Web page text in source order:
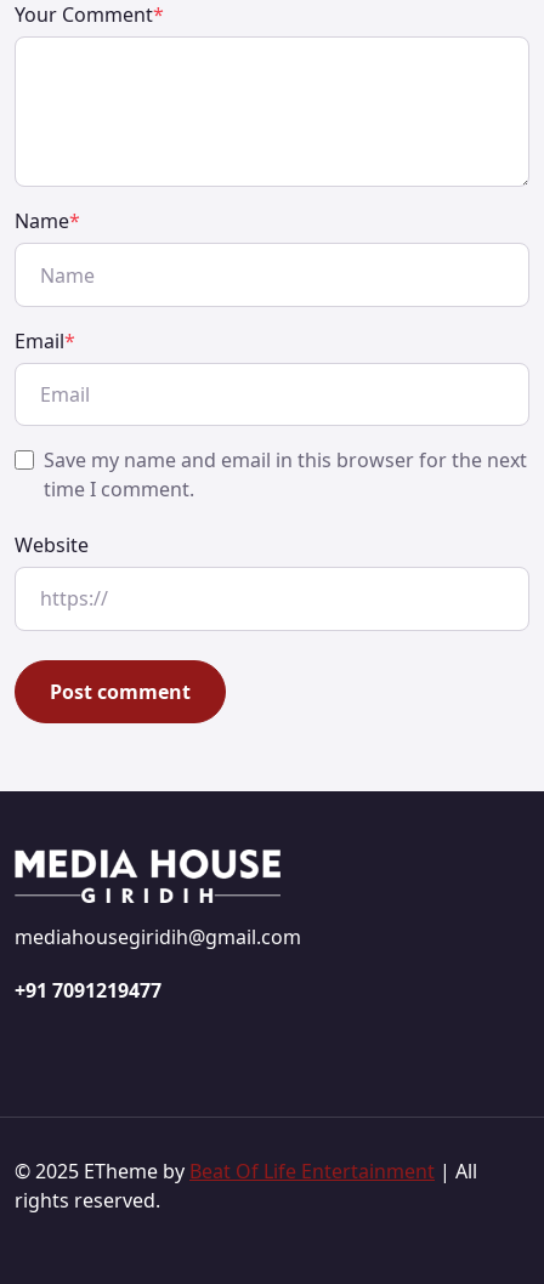
Your Comment*
Name*
Email*
Save my name and email in this browser for the next
time I comment.
Website
mediahousegiridih@gmail.com
+91 7091219477
© 2025 ETheme by Beat Of Life Entertainment | All
rights reserved.